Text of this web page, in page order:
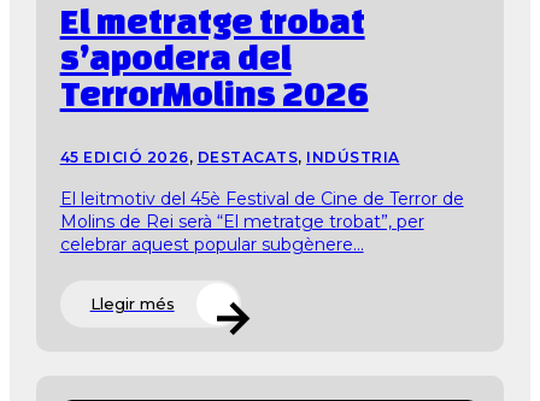
El metratge trobat
s’apodera del
TerrorMolins 2026
45 EDICIÓ 2026, DESTACATS, INDÚSTRIA
El leitmotiv del 45è Festival de Cine de Terror de
Molins de Rei serà “El metratge trobat”, per
celebrar aquest popular subgènere...
Llegir més